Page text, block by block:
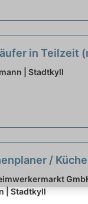
in Teilzeit
| Stadtkyll
/
| Stadtkyll